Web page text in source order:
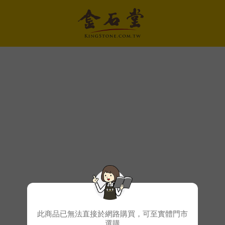
此商品已無法直接於網路購買，可至實體門市
選購